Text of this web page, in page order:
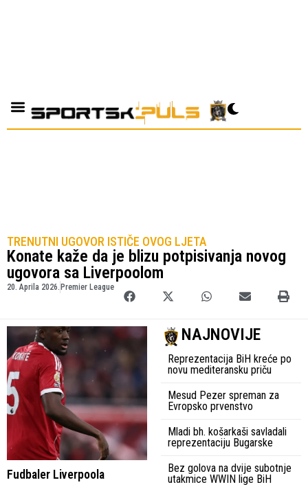
TRENUTNI UGOVOR ISTIČE OVOG LJETA
Konate kaže da je blizu potpisivanja novog
ugovora sa Liverpoolom
20. Aprila 2026. Premier League
Fudbaler Liverpoola
NAJNOVIJE
Reprezentacija BiH kreće po
novu mediteransku priču
Mesud Pezer spreman za
Evropsko prvenstvo
Mladi bh. košarkaši savladali
reprezentaciju Bugarske
Bez golova na dvije subotnje
utakmice WWIN lige BiH